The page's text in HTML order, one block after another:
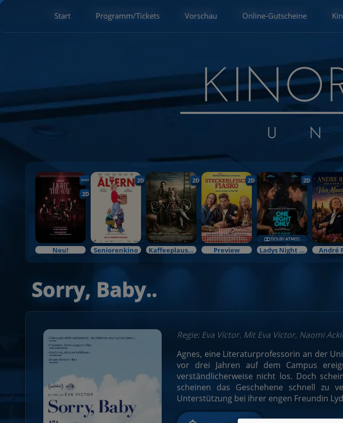
Start Programm/Tickets Vorschau Online-Gutscheine
OmU
2D
Neu!
2D
Seniorenkino
2D
Kaffeeplausch & Kinozauber
2D
Preview
2D
Ladys Night Preview André
Sorry, Baby..
Regie: Eva Victor. Mit Eva Victor, Naomi
Agnes, eine Literaturprofessorin an der
vor drei Jahren auf dem Campus
verständlicherweise nicht los. Doch
scheinen das Geschehene schnell zu
Unterstützung bei ihrer engen Freundin